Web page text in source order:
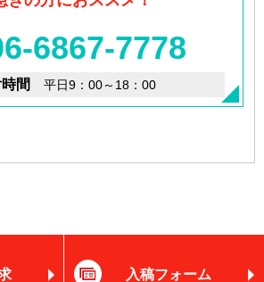
6867-7778
間 平日9：00～18：00
入稿フォーム